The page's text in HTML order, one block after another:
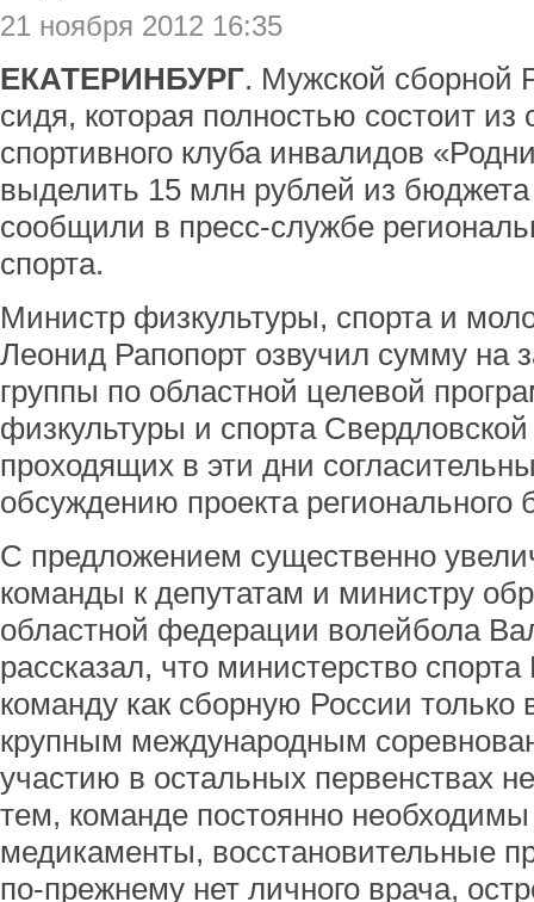
21 ноября 2012 16:35
ЕКАТЕРИНБУРГ. Мужской сборной
сидя, которая полностью состоит из
спортивного клуба инвалидов
выделить 15 млн рублей из
сообщили в пресс-службе
спорта.
Министр физкультуры, спорта и
Леонид Рапопорт озвучил сумму на
группы по областной целевой
физкультуры и спорта
проходящих в эти дни
обсуждению проекта регионального
С предложением существенно
команды к депутатам и министру
областной федерации волейбола
рассказал, что министерство
команду как сборную России только
крупным международным
участию в остальных первенствах
тем, команде постоянно необходимы
медикаменты, восстановительные
по-прежнему нет личного врача,